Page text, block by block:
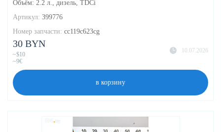
Объём: 2.2 л., дизель, TDCi
Артикул: 399776
Номер запчасти: cc119c623cg
10.07.2026
30 BYN
~$10
~9€
в корзину